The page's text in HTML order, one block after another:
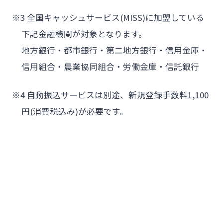
※3 全国キャッシュサービス(MISS)に加盟している
下記金融機関が対象となります。
地方銀行・都市銀行・第二地方銀行・信用金庫・
信用組合・農業協同組合・労働金庫・信託銀行
※4 自動振込サービスは別途、新規登録手数料1,100
円(消費税込み)が必要です。